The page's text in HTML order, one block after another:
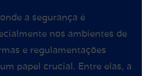
a segurança é
nos ambientes de
e regulamentações
papel crucial. Entre elas, a